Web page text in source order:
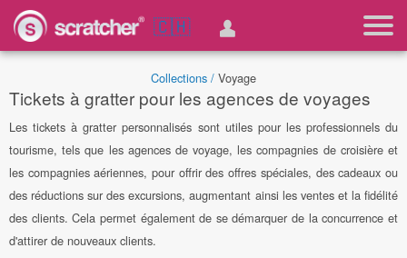
🇨🇭
Collections / Voyage
Tickets à gratter pour les agences de voyages
Les tickets à gratter personnalisés sont utiles pour les professionnels du
tourisme, tels que les agences de voyage, les compagnies de croisière et
les compagnies aériennes, pour offrir des offres spéciales, des cadeaux ou
des réductions sur des excursions, augmentant ainsi les ventes et la fidélité
des clients. Cela permet également de se démarquer de la concurrence et
d'attirer de nouveaux clients.